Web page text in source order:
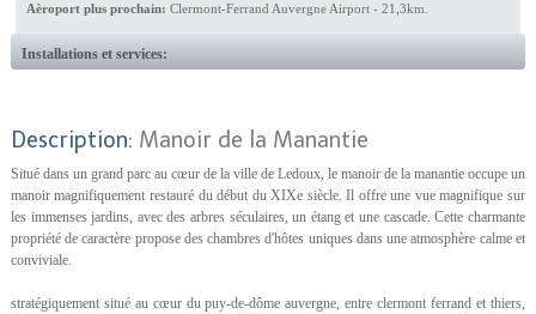
Aèroport plus prochain: Clermont-Ferrand Auvergne Airport - 21,3km.
Installations et services:
Description: Manoir de la Manantie
Situé dans un grand parc au cœur de la ville de Ledoux, le manoir de la manantie occupe un
manoir magnifiquement restauré du début du XIXe siècle. Il offre une vue magnifique sur
les immenses jardins, avec des arbres séculaires, un étang et une cascade. Cette charmante
propriété de caractère propose des chambres d'hôtes uniques dans une atmosphère calme et
conviviale.
stratégiquement situé au cœur du puy-de-dôme auvergne, entre clermont ferrand et thiers,